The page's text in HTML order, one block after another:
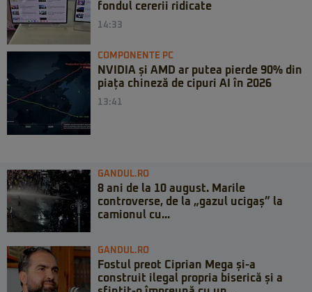
fondul cererii ridicate
14:33
COMPONENTE PC
NVIDIA și AMD ar putea pierde 90% din
piața chineză de cipuri AI în 2026
13:41
GANDUL.RO
8 ani de la 10 august. Marile
controverse, de la „gazul ucigaș” la
camionul cu...
GANDUL.RO
Fostul preot Ciprian Mega și-a
construit ilegal propria biserică și a